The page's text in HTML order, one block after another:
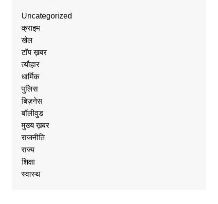
Uncategorized
क्राइम
खेल
टॉप ख़बर
त्यौहार
धार्मिक
पुलिस
बिज़नेस
बॉलीवुड
मुख्य ख़बर
राजनीति
राज्य
शिक्षा
स्वास्थ